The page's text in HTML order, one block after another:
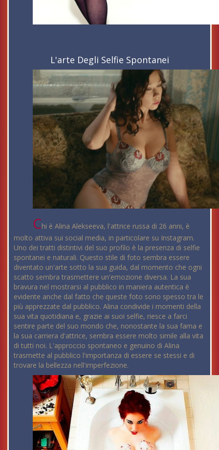
L'arte Degli Selfie Spontanei
Chi è Alina Alekseeva, l'attrice russa di 26 anni, è
molto attiva sui social media, in particolare su Instagram.
Uno dei tratti distintivi del suo profilo è la presenza di selfie
spontanei e naturali. Questo stile di foto sembra essere
diventato un'arte sotto la sua guida, dal momento che ogni
scatto sembra trasmettere un'emozione diversa. La sua
bravura nel mostrarsi al pubblico in maniera autentica è
evidente anche dal fatto che queste foto sono spesso tra le
più apprezzate dal pubblico. Alina condivide i momenti della
sua vita quotidiana e, grazie ai suoi selfie, riesce a farci
sentire parte del suo mondo che, nonostante la sua fama e
la sua carriera d'attrice, sembra essere molto simile alla vita
di tutti noi. L'approccio spontaneo e genuino di Alina
trasmette al pubblico l'importanza di essere se stessi e di
trovare la bellezza nell'imperfezione.